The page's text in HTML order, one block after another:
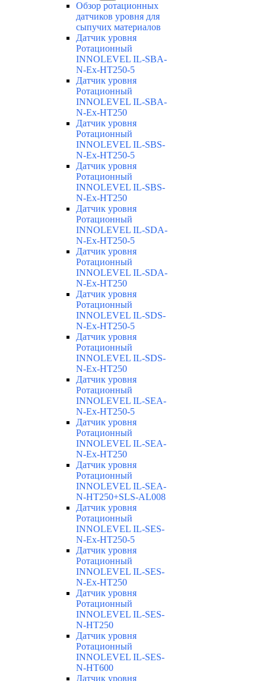
Обзор ротационных
датчиков уровня для
сыпучих материалов
Датчик уровня
Ротационный
INNOLEVEL IL-SBA-
N-Ex-HT250-5
Датчик уровня
Ротационный
INNOLEVEL IL-SBA-
N-Ex-HT250
Датчик уровня
Ротационный
INNOLEVEL IL-SBS-
N-Ex-HT250-5
Датчик уровня
Ротационный
INNOLEVEL IL-SBS-
N-Ex-HT250
Датчик уровня
Ротационный
INNOLEVEL IL-SDA-
N-Ex-HT250-5
Датчик уровня
Ротационный
INNOLEVEL IL-SDA-
N-Ex-HT250
Датчик уровня
Ротационный
INNOLEVEL IL-SDS-
N-Ex-HT250-5
Датчик уровня
Ротационный
INNOLEVEL IL-SDS-
N-Ex-HT250
Датчик уровня
Ротационный
INNOLEVEL IL-SEA-
N-Ex-HT250-5
Датчик уровня
Ротационный
INNOLEVEL IL-SEA-
N-Ex-HT250
Датчик уровня
Ротационный
INNOLEVEL IL-SEA-
N-HT250+SLS-AL008
Датчик уровня
Ротационный
INNOLEVEL IL-SES-
N-Ex-HT250-5
Датчик уровня
Ротационный
INNOLEVEL IL-SES-
N-Ex-HT250
Датчик уровня
Ротационный
INNOLEVEL IL-SES-
N-HT250
Датчик уровня
Ротационный
INNOLEVEL IL-SES-
N-HT600
Датчик уровня